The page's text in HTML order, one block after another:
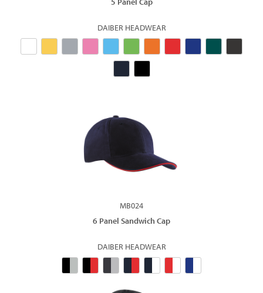
DAIBER HEADWEAR
MB024
6 Panel Sandwich Cap
DAIBER HEADWEAR